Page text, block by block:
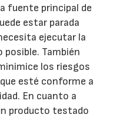
fuente principal de
estar parada
ejecutar la
posible. También
los riesgos
esté conforme a
En cuanto a
producto testado